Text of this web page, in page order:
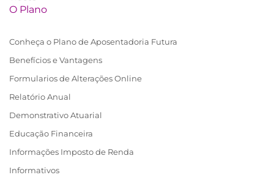
O Plano
Conheça o Plano de Aposentadoria Futura
Benefícios e Vantagens
Formularios de Alterações Online
Relatório Anual
Demonstrativo Atuarial
Educação Financeira
Informações Imposto de Renda
Informativos